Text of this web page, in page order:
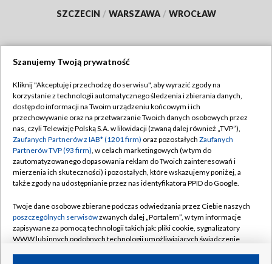
SZCZECIN / WARSZAWA / WROCŁAW
TVP
Abonament TVP
Emisja w TVP
Centrum informacji TVP
Naziemna Telewizja Cyfrowa
Rada Programowa
System NOS
Informacje o nadawcy
Regulamin TVP
Polityka prywatności
Moje zgody
Pomoc
Kontakt
Kanały
Szanujemy Twoją prywatność
Kliknij "Akceptuję i przechodzę do serwisu", aby wyrazić zgody na
korzystanie z technologii automatycznego śledzenia i zbierania danych,
dostęp do informacji na Twoim urządzeniu końcowym i ich
przechowywanie oraz na przetwarzanie Twoich danych osobowych przez
nas, czyli Telewizję Polską S.A. w likwidacji (zwaną dalej również „TVP”),
Zaufanych Partnerów z IAB* (1201 firm) oraz pozostałych Zaufanych
Partnerów TVP (93 firm), w celach marketingowych (w tym do
zautomatyzowanego dopasowania reklam do Twoich zainteresowań i
mierzenia ich skuteczności) i pozostałych, które wskazujemy poniżej, a
także zgody na udostępnianie przez nas identyfikatora PPID do Google.
Twoje dane osobowe zbierane podczas odwiedzania przez Ciebie naszych
poszczególnych serwisówzwanych dalej „Portalem”, w tym informacje
zapisywane za pomocą technologii takich jak: pliki cookie, sygnalizatory
WWW lub innych podobnych technologii umożliwiających świadczenie